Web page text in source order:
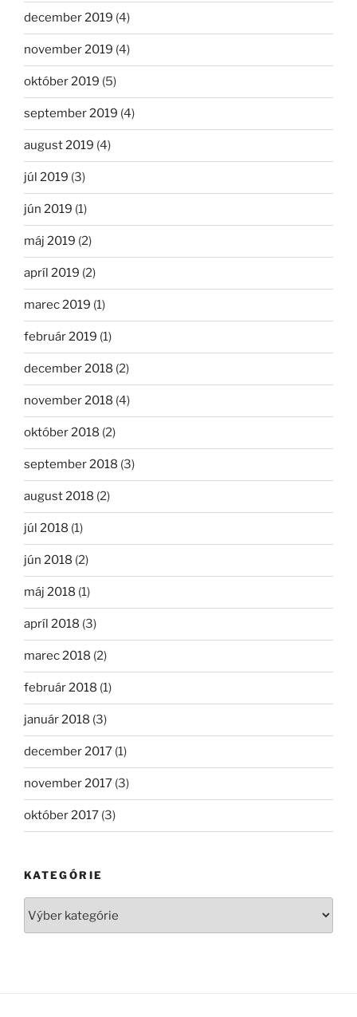
december 2019 (4)
november 2019 (4)
október 2019 (5)
september 2019 (4)
august 2019 (4)
júl 2019 (3)
jún 2019 (1)
máj 2019 (2)
apríl 2019 (2)
marec 2019 (1)
február 2019 (1)
december 2018 (2)
november 2018 (4)
október 2018 (2)
september 2018 (3)
august 2018 (2)
júl 2018 (1)
jún 2018 (2)
máj 2018 (1)
apríl 2018 (3)
marec 2018 (2)
február 2018 (1)
január 2018 (3)
december 2017 (1)
november 2017 (3)
október 2017 (3)
KATEGÓRIE